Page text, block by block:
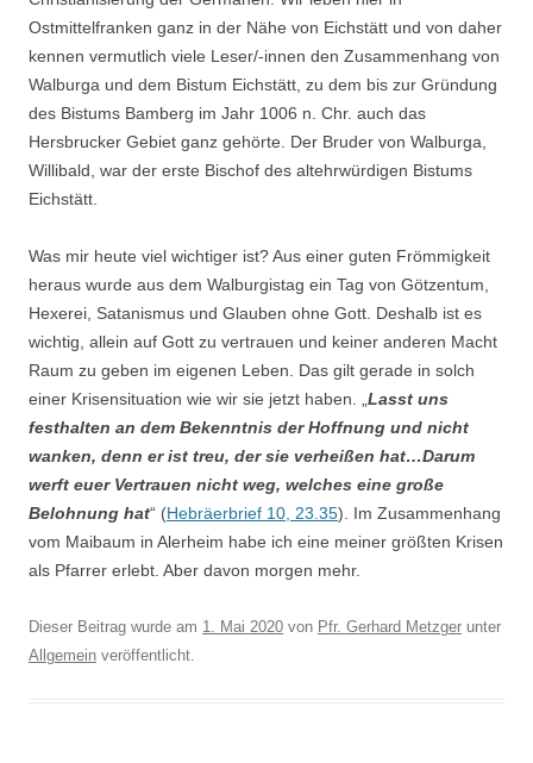
Ostmittelfranken ganz in der Nähe von Eichstätt und von daher
kennen vermutlich viele Leser/-innen den Zusammenhang von
Walburga und dem Bistum Eichstätt, zu dem bis zur Gründung
des Bistums Bamberg im Jahr 1006 n. Chr. auch das
Hersbrucker Gebiet ganz gehörte. Der Bruder von Walburga,
Willibald, war der erste Bischof des altehrwürdigen Bistums
Eichstätt.
Was mir heute viel wichtiger ist? Aus einer guten Frömmigkeit
heraus wurde aus dem Walburgistag ein Tag von Götzentum,
Hexerei, Satanismus und Glauben ohne Gott. Deshalb ist es
wichtig, allein auf Gott zu vertrauen und keiner anderen Macht
Raum zu geben im eigenen Leben. Das gilt gerade in solch
einer Krisensituation wie wir sie jetzt haben. „ Lasst uns
festhalten an dem Bekenntnis der Hoffnung und nicht
wanken, denn er ist treu, der sie verheißen hat…Darum
werft euer Vertrauen nicht weg, welches eine große
Belohnung hat“ (Hebräerbrief 10, 23.35). Im Zusammenhang
vom Maibaum in Alerheim habe ich eine meiner größten Krisen
als Pfarrer erlebt. Aber davon morgen mehr.
Dieser Beitrag wurde am 1. Mai 2020 von Pfr. Gerhard Metzger unter
Allgemein veröffentlicht.